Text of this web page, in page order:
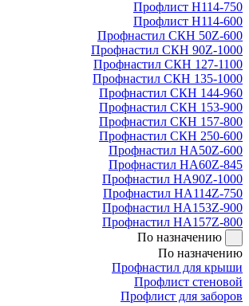
Профлист Н114-750
Профлист Н114-600
Профнастил СКН 50Z-600
Профнастил СКН 90Z-1000
Профнастил СКН 127-1100
Профнастил СКН 135-1000
Профнастил СКН 144-960
Профнастил СКН 153-900
Профнастил СКН 157-800
Профнастил СКН 250-600
Профнастил НА50Z-600
Профнастил НА60Z-845
Профнастил НА90Z-1000
Профнастил НА114Z-750
Профнастил НА153Z-900
Профнастил НА157Z-800
По назначению
По назначению
Профнастил для крыши
Профлист стеновой
Профлист для заборов